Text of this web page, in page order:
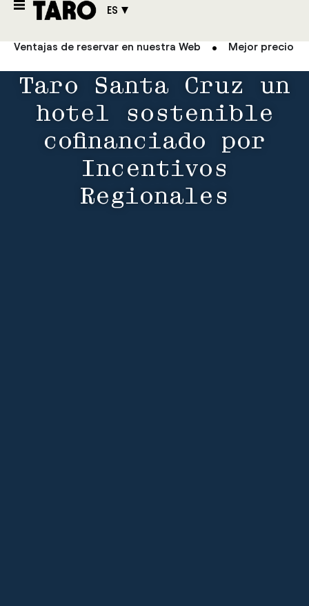
ES
Ventajas de reservar en nuestra Web Mejor precio
Taro Santa Cruz un
hotel sostenible
cofinanciado por
Incentivos
Regionales